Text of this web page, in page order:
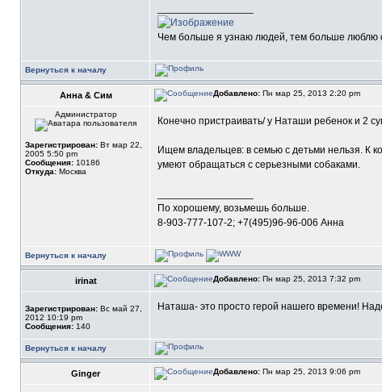
Чем больше я узнаю людей, тем больше люблю
Вернуться к началу
Анна & Сим Добавлено: Пн мар 25, 2013 2:20 pm
Администратор
Зарегистрирован: Вт мар 22,
2005 5:50 pm
Сообщения: 10186
Откуда: Москва
Конечно пристраивать/ у Наташи ребенок и 2
Ищем владельцев: в семью с детьми нельзя. К
умеют обращаться с серьезными собаками.
По хорошему, возьмешь больше.
8-903-777-107-2; +7(495)96-96-006 Анна
Вернуться к началу
irinat Добавлено: Пн мар 25, 2013 7:32 pm
Зарегистрирован: Вс май 27,
2012 10:19 pm
Сообщения: 140
Наташа- это просто герой нашего времени!
Вернуться к началу
Ginger Добавлено: Пн мар 25, 2013 9:06 pm